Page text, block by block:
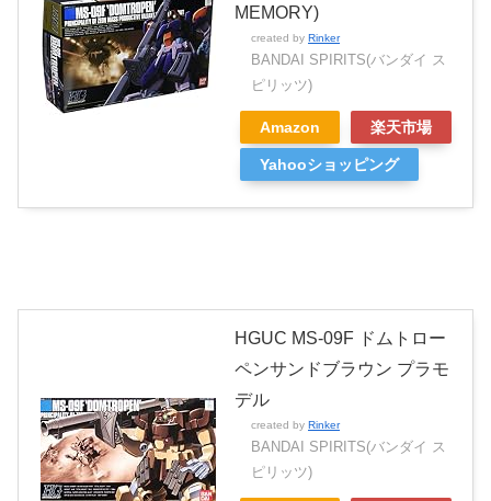
MEMORY)
created by Rinker
BANDAI SPIRITS(バンダイ ス
ピリッツ)
Amazon 楽天市場
Yahooショッピング
HGUC MS-09F ドムトロー
ペンサンドブラウン プラモ
デル
created by Rinker
BANDAI SPIRITS(バンダイ ス
ピリッツ)